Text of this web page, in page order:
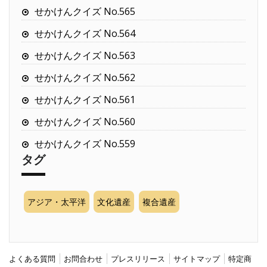
せかけんクイズ No.565
せかけんクイズ No.564
せかけんクイズ No.563
せかけんクイズ No.562
せかけんクイズ No.561
せかけんクイズ No.560
せかけんクイズ No.559
タグ
アジア・太平洋 文化遺産 複合遺産
よくある質問 お問合わせ プレスリリース サイトマップ 特定商